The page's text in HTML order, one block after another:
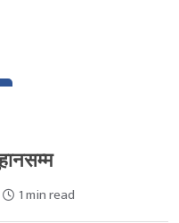
1 min read